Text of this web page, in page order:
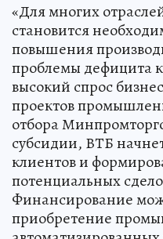
«Для многих
становится
повышения
проблемы дефицита
высокий спрос
проектов
отбора
субсидии, ВТБ
клиентов и
потенциальных
Финансирование
приобретение